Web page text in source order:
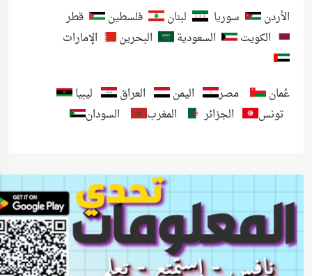
الأردن سوريا لبنان فلسطين
قطر
الكويت
السعودية البحرين الإمارات
عُمان مصر اليمن العراق
ليبيا
تونس
الجزائر المغرب السودان